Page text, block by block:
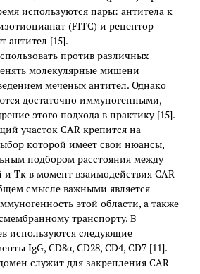
используются пары: антитела к
(FITC) и рецептор
антител [15].
против различных
молекулярные мишени
меченых антител. Однако
достаточно иммуногенными,
этого подхода в практику [15].
участок CAR крепится на
которой имеет свои нюансы,
подбором расстояния между
и Тк в момент взаимодействия CAR
смысле важными является
этой области, а также
транспорту. В
используются следующие
IgG, CD8α, CD28, CD4, CD7 [11].
служит для закрепления CAR